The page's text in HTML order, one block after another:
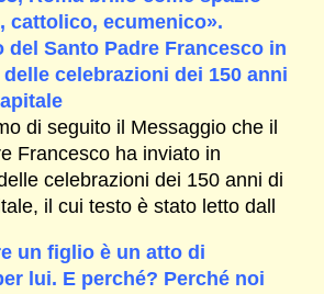
cattolico, ecumenico».
del Santo Padre Francesco in
celebrazioni dei 150 anni
di seguito il Messaggio che il
Francesco ha inviato in
celebrazioni dei 150 anni di
il cui testo è stato letto dall
un figlio è un atto di
lui. E perché? Perché noi